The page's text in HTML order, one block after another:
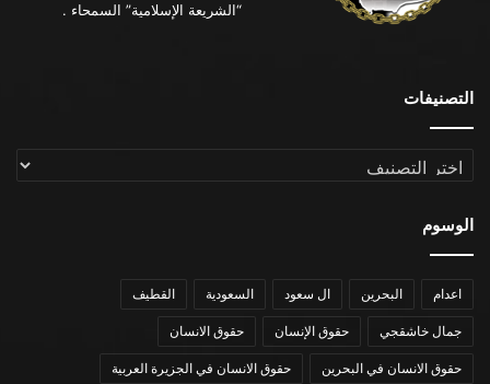
“الشريعة الإسلامية” السمحاء .
التصنيفات
التصنيفات
الوسوم
اعدام البحرين ال سعود السعودية القطيف
جمال خاشقجي حقوق الإنسان حقوق الانسان
حقوق الانسان في البحرين حقوق الانسان في الجزيرة العربية